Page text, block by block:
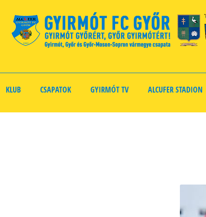
KLUB CSAPATOK GYIRMÓT TV ALCUFER STADION